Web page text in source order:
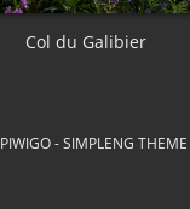
Col du Galibier
PIWIGO-SIMPLENG THEME